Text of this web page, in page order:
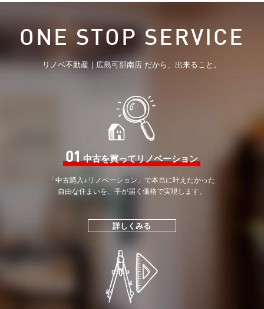
ONE STOP SERVICE
リノベ不動産｜広島可部南店 だから、出来ること。
01中古を買ってリノベーション
「中古購入+リノベーション」で本当に叶えたかった
自由な住まいを、手が届く価格で実現します。
詳しくみる